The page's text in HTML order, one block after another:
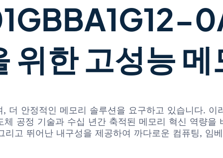
위한 고성능
더 안정적인 메모리 솔루션을 요구하고 있습니다.
공정 기술과 수십 년간 축적된 메모리 혁신 역량을
고 뛰어난 내구성을 제공하여 까다로운 컴퓨팅, 임